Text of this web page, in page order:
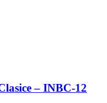
– INBC-12